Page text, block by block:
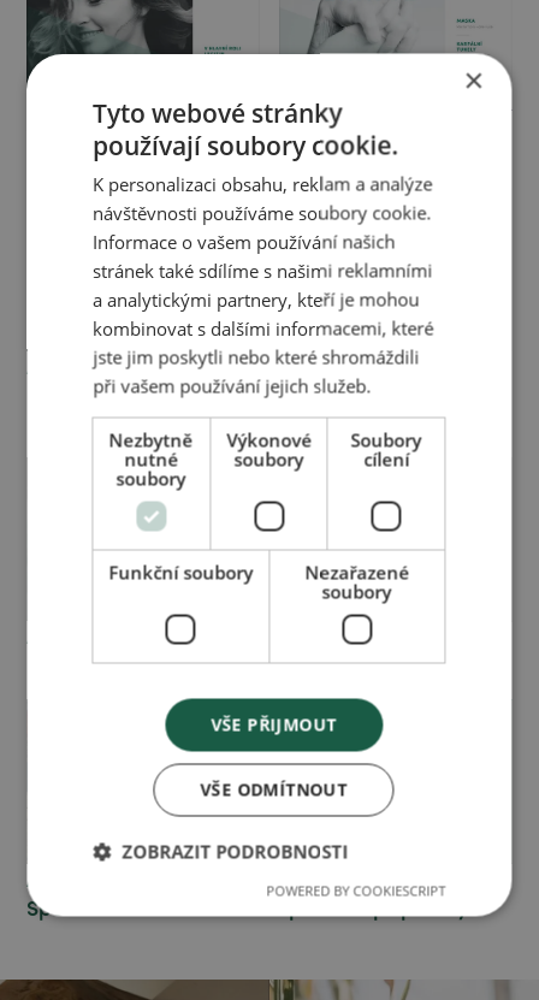
AKH magazín -
Lecitinové krémy a séra
AKH magazín - Péče o
ruce
AKH magazín - Péče o
AKH magazín -
Regenerační obličejové
oleje
AKH magazín -
Koupelové oleje
AKH magazín - Intimní
přípravky
AKH Magazín -
Sportování
speciální přípravky
×
Tyto webové stránky
používají soubory cookie.
K personalizaci obsahu, reklam a analýze
návštěvnosti používáme soubory cookie.
Informace o vašem používání našich
stránek také sdílíme s našimi reklamními
a analytickými partnery, kteří je mohou
kombinovat s dalšími informacemi, které
jste jim poskytli nebo které shromáždili
při vašem používání jejich služeb.
Nezbytně
nutné
soubory
Výkonové
soubory
Soubory
cílení
Funkční soubory
Nezařazené
soubory
VŠE PŘIJMOUT
VŠE ODMÍTNOUT
ZOBRAZIT PODROBNOSTI
POWERED BY COOKIESCRIPT